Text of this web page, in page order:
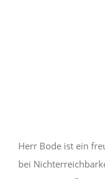
Herr Bode ist ein
bei